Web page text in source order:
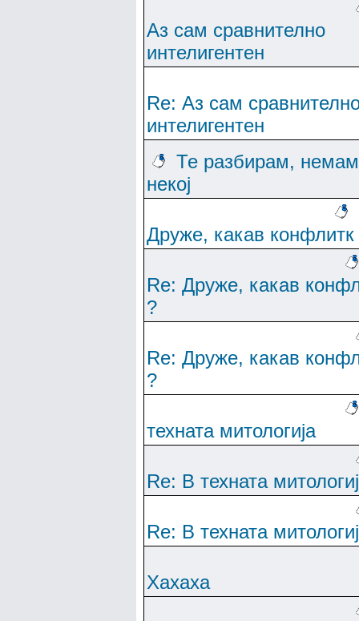
Аз сам сравнително
интелигентен
Re: Аз сам
интелигентен
Те разбирам, немам
некој
Друже, какав конфлитк
Re: Друже, какав
?
Re: Друже, какав
?
техната митологија
Re: В техната
Re: В техната
Хахаха